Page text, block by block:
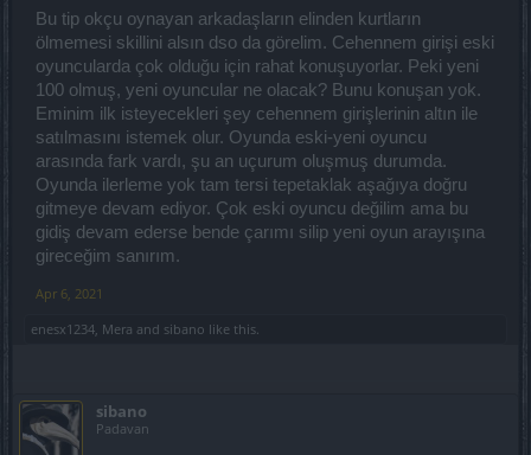
Su videodaki karaktersiz gibi düşünmemek lazım dsonun yaptıgı
dengesizlik ile okcu ile durmadan 4 sandık yapıp tasları yap sonra
millet yapamasın diye aglamamak lazım
hatta aksine camurların bagısıklıgı kaldırılıp dropların bir tık daha iyi
bile olması gerekir diger sınıflara haksızlık yapılmaması için
Bu tip okçu oynayan arkadaşların elinden kurtların
ölmemesi skillini alsın dso da görelim. Cehennem girişi eski
oyuncularda çok olduğu için rahat konuşuyorlar. Peki yeni
100 olmuş, yeni oyuncular ne olacak? Bunu konuşan yok.
Eminim ilk isteyecekleri şey cehennem girişlerinin altın ile
satılmasını istemek olur. Oyunda eski-yeni oyuncu
arasında fark vardı, şu an uçurum oluşmuş durumda.
Oyunda ilerleme yok tam tersi tepetaklak aşağıya doğru
gitmeye devam ediyor. Çok eski oyuncu değilim ama bu
gidiş devam ederse bende çarımı silip yeni oyun arayışına
gireceğim sanırım.
Apr 6, 2021
enesx1234, Mera and sibano like this.
sibano
Padavan